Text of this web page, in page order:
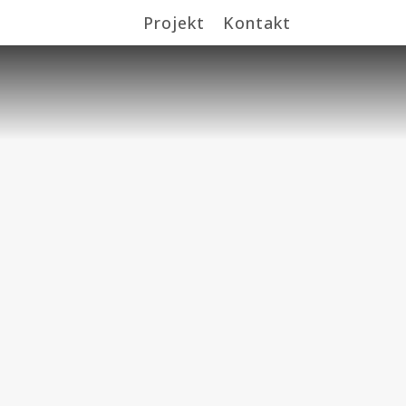
Projekt Kontakt